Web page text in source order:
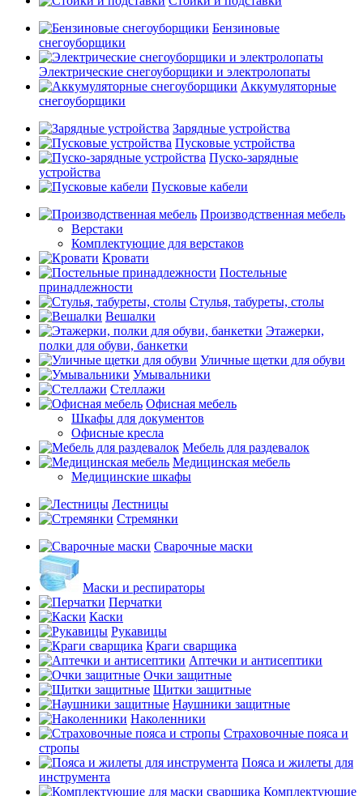
Бензиновые
снегоуборщики
Электрические снегоуборщики и электролопаты
Аккумуляторные
снегоуборщики
Зарядные устройства
Пусковые устройства
Пуско-зарядные
устройства
Пусковые кабели
Производственная мебель
Верстаки
Комплектующие для верстаков
Кровати
Постельные
принадлежности
Стулья, табуреты, столы
Вешалки
Этажерки,
полки для обуви, банкетки
Уличные щетки для обуви
Умывальники
Стеллажи
Офисная мебель
Шкафы для документов
Офисные кресла
Мебель для раздевалок
Медицинская мебель
Медицинские шкафы
Лестницы
Стремянки
Сварочные маски
Маски и респираторы
Перчатки
Каски
Рукавицы
Краги сварщика
Аптечки и антисептики
Очки защитные
Щитки защитные
Наушники защитные
Наколенники
Страховочные пояса и
стропы
Пояса и жилеты для
инструмента
Комплектующие